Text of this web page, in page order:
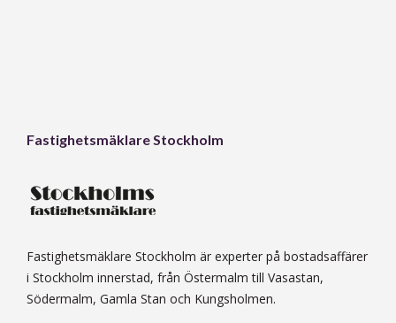
Fastighetsmäklare Stockholm
Fastighetsmäklare Stockholm är experter på bostadsaffärer
i Stockholm innerstad, från Östermalm till Vasastan,
Södermalm, Gamla Stan och Kungsholmen.